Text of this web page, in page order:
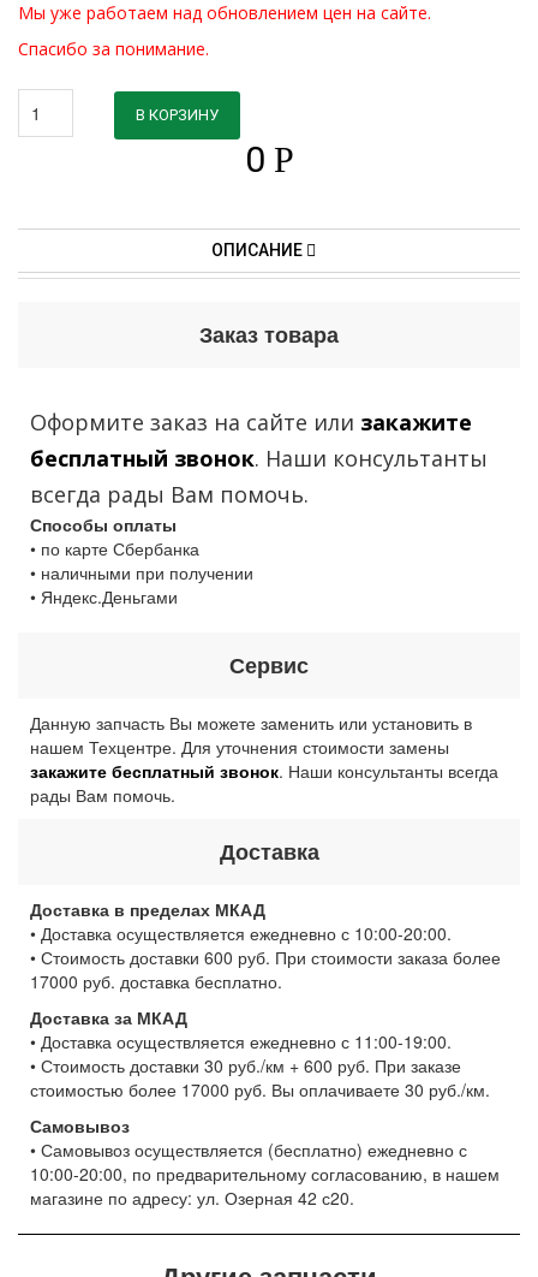
Мы уже работаем над обновлением цен на сайте.
Спасибо за понимание.
0 Р
В КОРЗИНУ
ОПИСАНИЕ
Заказ товара
Оформите заказ на сайте или закажите
бесплатный звонок. Наши консультанты
всегда рады Вам помочь.
Способы оплаты
• по карте Сбербанка
• наличными при получении
• Яндекс.Деньгами
Сервис
Данную запчасть Вы можете заменить или установить в
нашем Техцентре. Для уточнения стоимости замены
закажите бесплатный звонок. Наши консультанты всегда
рады Вам помочь.
Доставка
Доставка в пределах МКАД
• Доставка осуществляется ежедневно с 10:00-20:00.
• Стоимость доставки 600 руб. При стоимости заказа более
17000 руб. доставка бесплатно.
Доставка за МКАД
• Доставка осуществляется ежедневно с 11:00-19:00.
• Стоимость доставки 30 руб./км + 600 руб. При заказе
стоимостью более 17000 руб. Вы оплачиваете 30 руб./км.
Самовывоз
• Самовывоз осуществляется (бесплатно) ежедневно с
10:00-20:00, по предварительному согласованию, в нашем
магазине по адресу: ул. Озерная 42 с20.